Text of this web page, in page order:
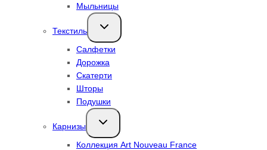
Мыльницы
Текстиль
Переключить
дочернее
Салфетки
Дорожка
Скатерти
Шторы
Подушки
Карнизы
Переключить
дочернее
Коллекция Art Nouveau France